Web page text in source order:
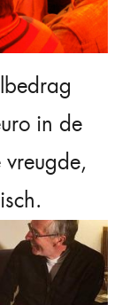
in de